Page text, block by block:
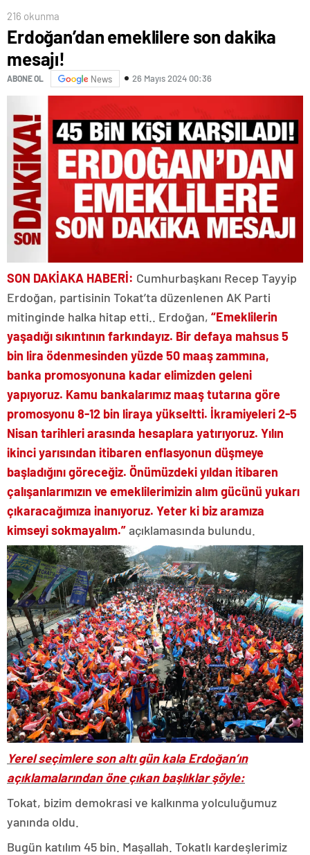
216 okunma
Erdoğan’dan emeklilere son dakika
mesajı!
ABONE OL News 26 Mayıs 2024 00:36
SON DAKİAKA HABERİ: Cumhurbaşkanı Recep Tayyip
Erdoğan, partisinin Tokat’ta düzenlenen AK Parti
mitinginde halka hitap etti.. Erdoğan, “Emeklilerin
yaşadığı sıkıntının farkındayız. Bir defaya mahsus 5
bin lira ödenmesinden yüzde 50 maaş zammına,
banka promosyonuna kadar elimizden geleni
yapıyoruz. Kamu bankalarımız maaş tutarına göre
promosyonu 8-12 bin liraya yükseltti. İkramiyeleri 2-5
Nisan tarihleri arasında hesaplara yatırıyoruz. Yılın
ikinci yarısından itibaren enflasyonun düşmeye
başladığını göreceğiz. Önümüzdeki yıldan itibaren
çalışanlarımızın ve emeklilerimizin alım gücünü yukarı
çıkaracağımıza inanıyoruz. Yeter ki biz aramıza
kimseyi sokmayalım.”açıklamasında bulundu.
Yerel seçimlere son altı gün kala Erdoğan’ın
açıklamalarından öne çıkan başlıklar şöyle:
Tokat, bizim demokrasi ve kalkınma yolculuğumuz
yanında oldu.
Bugün katılım 45 bin. Maşallah. Tokatlı kardeşlerimiz